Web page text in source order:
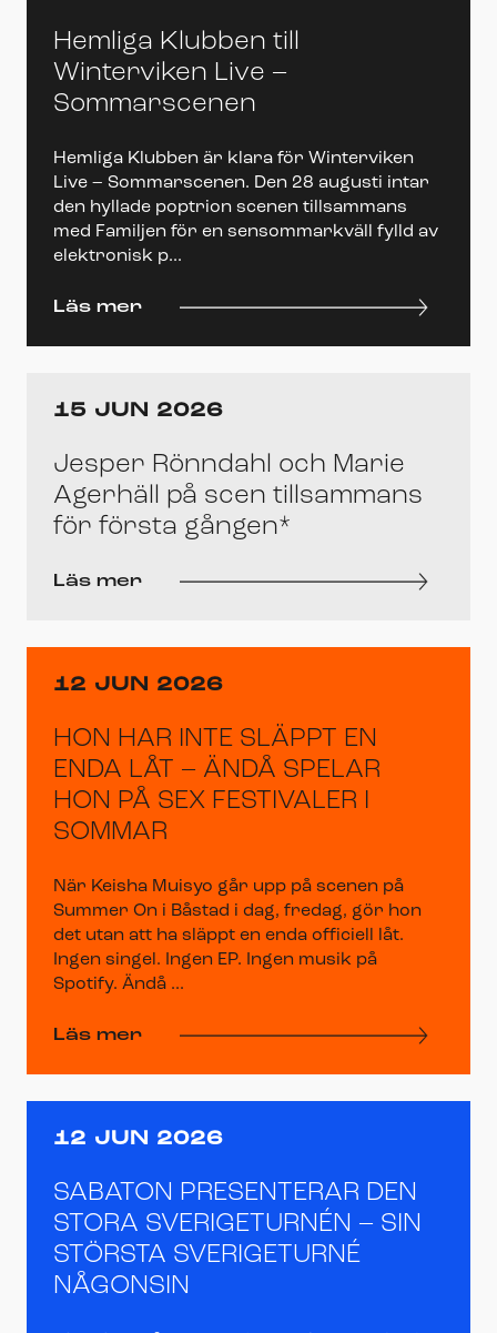
Hemliga Klubben till
Winterviken Live –
Sommarscenen
Hemliga Klubben är klara för Winterviken
Live – Sommarscenen. Den 28 augusti intar
den hyllade poptrion scenen tillsammans
med Familjen för en sensommarkväll fylld av
elektronisk p...
Läs mer
15 JUN 2026
Jesper Rönndahl och Marie
Agerhäll på scen tillsammans
för första gången*
Läs mer
12 JUN 2026
HON HAR INTE SLÄPPT EN
ENDA LÅT – ÄNDÅ SPELAR
HON PÅ SEX FESTIVALER I
SOMMAR
När Keisha Muisyo går upp på scenen på
Summer On i Båstad i dag, fredag, gör hon
det utan att ha släppt en enda officiell låt.
Ingen singel. Ingen EP. Ingen musik på
Spotify. Ändå ...
Läs mer
12 JUN 2026
SABATON PRESENTERAR DEN
STORA SVERIGETURNÉN – SIN
STÖRSTA SVERIGETURNÉ
NÅGONSIN